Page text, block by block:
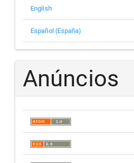
English
Español (España)
Anúncios